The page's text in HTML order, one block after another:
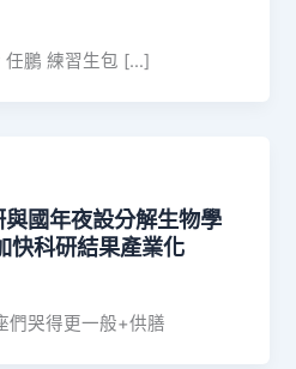
任鵬 練習生包 […]
國年夜設分解生物學
快科研結果產業化
們哭得更一般+供膳